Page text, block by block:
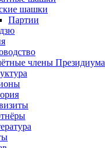
шашки
Партии
члены Президиума